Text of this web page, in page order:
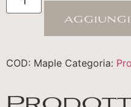
COD: Maple Categoria: